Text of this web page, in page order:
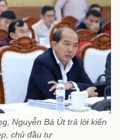
Nguyễn Bá Út trả lời kiến
chủ đầu tư